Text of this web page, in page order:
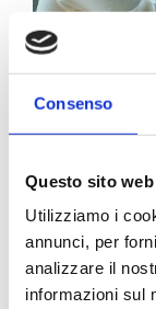
Consenso
Questo sito
Utilizziamo i
annunci, per
analizzare il
informazioni sul
Categorie: